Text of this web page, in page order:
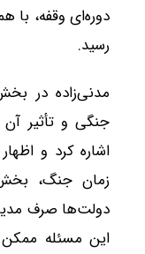
دوره‌ای وقفه،
رسید.
مدنی‌زاده در
جنگی و تأثیر آن
اشاره کرد و
زمان جنگ،
دولت‌ها صرف
این مسئله